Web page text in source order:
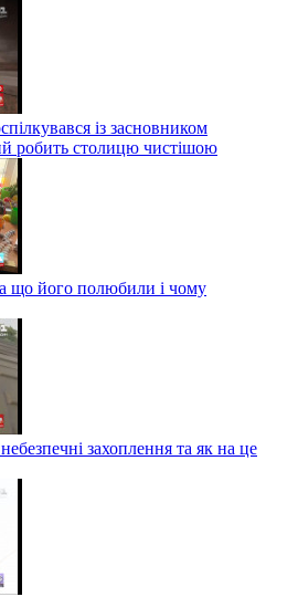
із засновником
робить столицю чистішою
що його полюбили і чому
захоплення та як на це